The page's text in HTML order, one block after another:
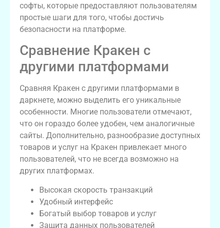
софты, которые предоставляют пользователям
простые шаги для того, чтобы достичь
безопасности на платформе.
Сравнение Кракен с
другими платформами
Сравняя Кракен с другими платформами в
даркнете, можно выделить его уникальные
особенности. Многие пользователи отмечают,
что он гораздо более удобен, чем аналогичные
сайты. Дополнительно, разнообразие доступных
товаров и услуг на Кракен привлекает много
пользователей, что не всегда возможно на
других платформах.
Высокая скорость транзакций
Удобный интерфейс
Богатый выбор товаров и услуг
Защита данных пользователей